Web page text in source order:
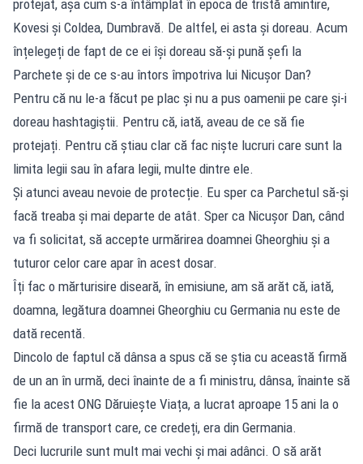
protejat, așa cum s-a întâmplat în epoca de tristă amintire,
Kovesi și Coldea, Dumbravă. De altfel, ei asta și doreau. Acum
înțelegeți de fapt de ce ei își doreau să-și pună șefi la
Parchete și de ce s-au întors împotriva lui Nicușor Dan?
Pentru că nu le-a făcut pe plac și nu a pus oamenii pe care și-i
doreau hashtagiștii. Pentru că, iată, aveau de ce să fie
protejați. Pentru că știau clar că fac niște lucruri care sunt la
limita legii sau în afara legii, multe dintre ele.
Și atunci aveau nevoie de protecție. Eu sper ca Parchetul să-și
facă treaba și mai departe de atât. Sper ca Nicușor Dan, când
va fi solicitat, să accepte urmărirea doamnei Gheorghiu și a
tuturor celor care apar în acest dosar.
Îți fac o mărturisire diseară, în emisiune, am să arăt că, iată,
doamna, legătura doamnei Gheorghiu cu Germania nu este de
dată recentă.
Dincolo de faptul că dânsa a spus că se știa cu această firmă
de un an în urmă, deci înainte de a fi ministru, dânsa, înainte să
fie la acest ONG Dăruiește Viața, a lucrat aproape 15 ani la o
firmă de transport care, ce credeți, era din Germania.
Deci lucrurile sunt mult mai vechi și mai adânci. O să arăt